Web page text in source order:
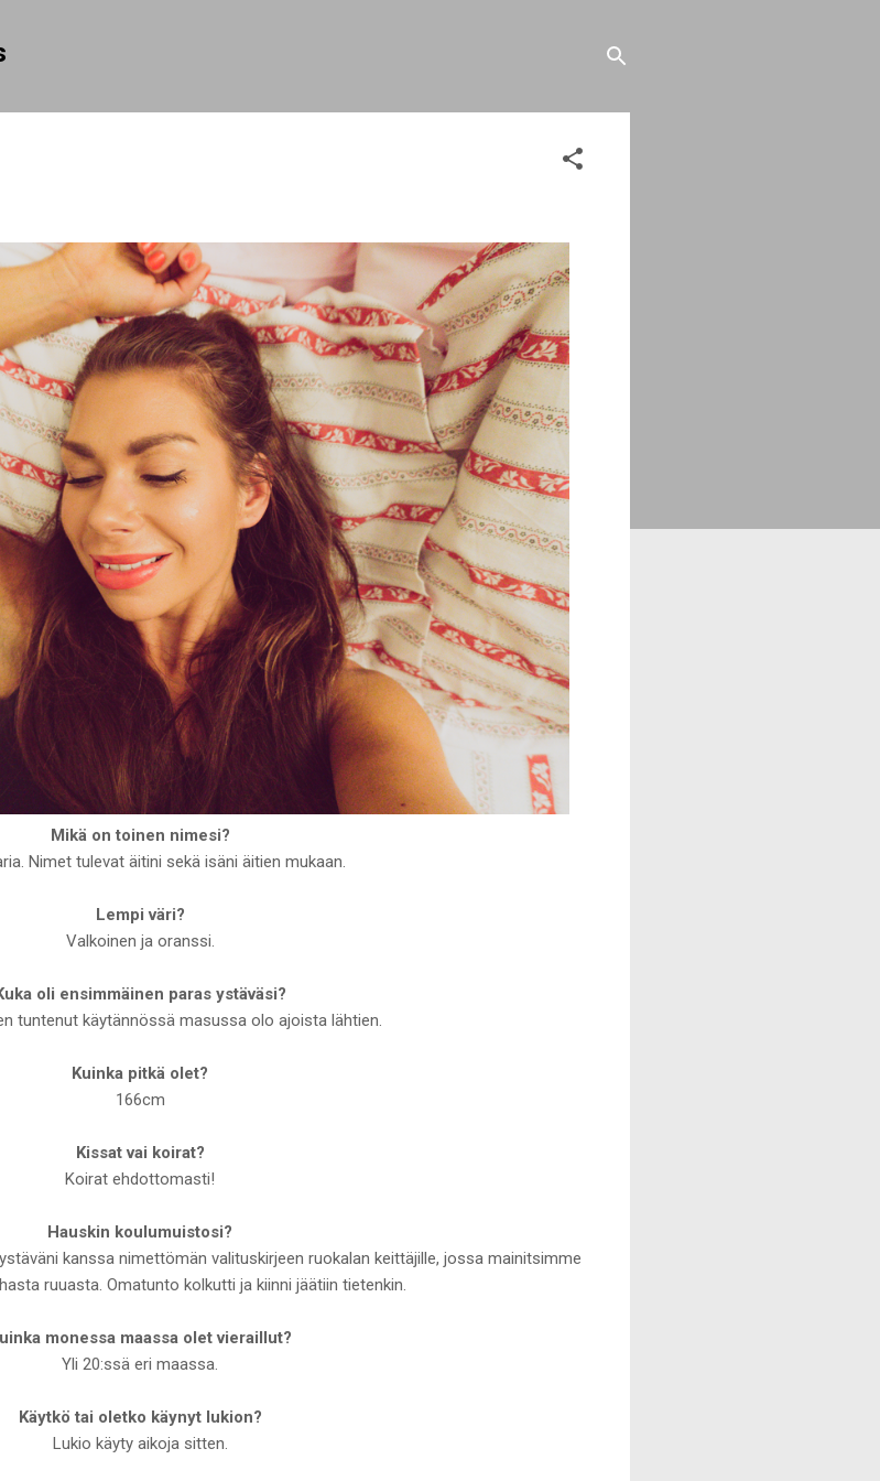
Mikä on toinen nimesi?
Nimet tulevat äitini sekä isäni äitien mukaan.
Lempi väri?
Valkoinen ja oranssi.
oli ensimmäinen paras ystäväsi?
tuntenut käytännössä masussa olo ajoista lähtien.
Kuinka pitkä olet?
166cm
Kissat vai koirat?
Koirat ehdottomasti!
Hauskin koulumuistosi?
kanssa nimettömän valituskirjeen ruokalan keittäjille, jossa mainitsimme
ruuasta. Omatunto kolkutti ja kiinni jäätiin tietenkin.
monessa maassa olet vieraillut?
Yli 20:ssä eri maassa.
Käytkö tai oletko käynyt lukion?
Lukio käyty aikoja sitten.